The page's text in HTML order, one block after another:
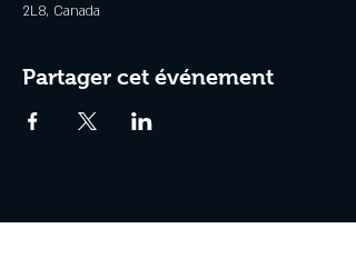
2L8, Canada
Partager cet événement